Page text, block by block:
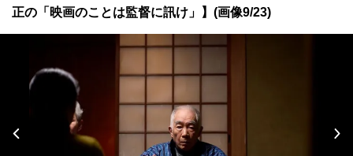
正の「映画のことは監督に訊け」】(画像9/23)